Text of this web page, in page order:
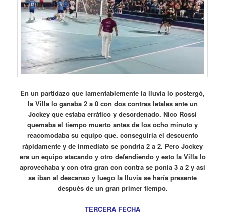
En un partidazo que lamentablemente la lluvia lo postergó,
la Villa lo ganaba 2 a 0 con dos contras letales ante un
Jockey que estaba errático y desordenado. Nico Rossi
quemaba el tiempo muerto antes de los ocho minuto y
reacomodaba su equipo que. conseguiría el descuento
rápidamente y de inmediato se pondría 2 a 2. Pero Jockey
era un equipo atacando y otro defendiendo y esto la Villa lo
aprovechaba y con otra gran con contra se ponía 3 a 2 y así
se iban al descanso y luego la lluvia se haría presente
después de un gran primer tiempo.
TERCERA FECHA